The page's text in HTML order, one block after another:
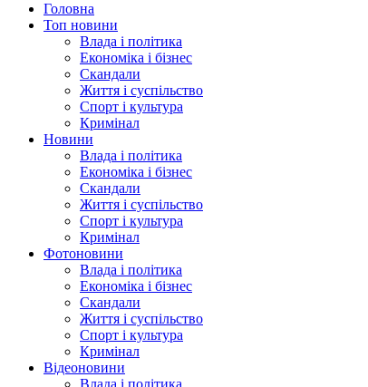
Головна
Топ новини
Влада і політика
Економіка і бізнес
Скандали
Життя і суспільство
Спорт і культура
Кримінал
Новини
Влада і політика
Економіка і бізнес
Скандали
Життя і суспільство
Спорт і культура
Кримінал
Фотоновини
Влада і політика
Економіка і бізнес
Скандали
Життя і суспільство
Спорт і культура
Кримінал
Відеоновини
Влада і політика